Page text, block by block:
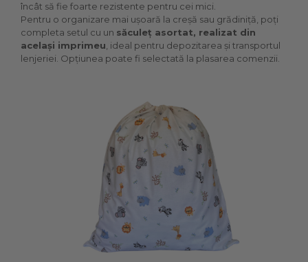
încât să fie foarte rezistente pentru cei mici.
Pentru o organizare mai ușoară la creșă sau grădiniță, poți
completa setul cu un săculeț asortat, realizat din
același imprimeu, ideal pentru depozitarea și transportul
lenjeriei. Opțiunea poate fi selectată la plasarea comenzii.